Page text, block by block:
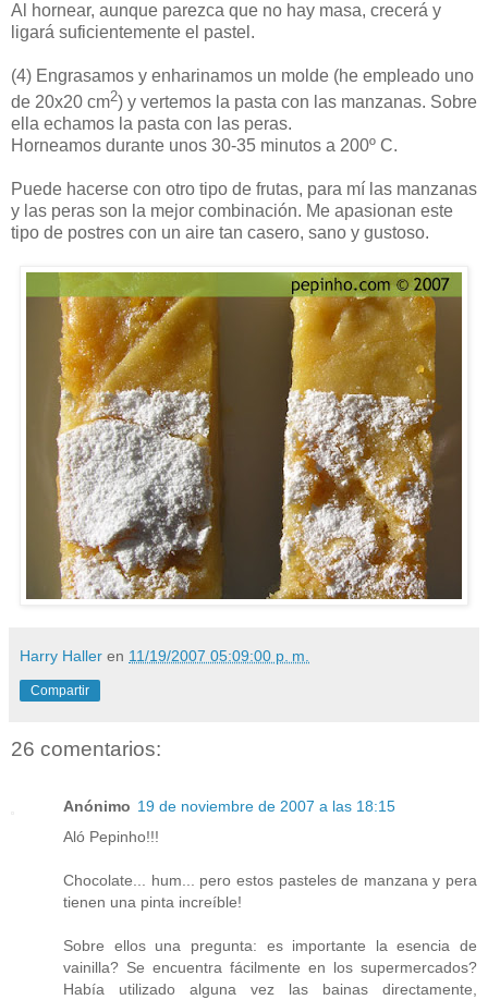
Al hornear, aunque parezca que no hay masa, crecerá y
ligará suficientemente el pastel.
(4) Engrasamos y enharinamos un molde (he empleado uno
de 20x20 cm2) y vertemos la pasta con las manzanas. Sobre
ella echamos la pasta con las peras.
Horneamos durante unos 30-35 minutos a 200º C.
Puede hacerse con otro tipo de frutas, para mí las manzanas
y las peras son la mejor combinación. Me apasionan este
tipo de postres con un aire tan casero, sano y gustoso.
Harry Haller en 11/19/2007 05:09:00 p. m.
Compartir
26 comentarios:
Anónimo 19 de noviembre de 2007 a las 18:15
Aló Pepinho!!!
Chocolate... hum... pero estos pasteles de manzana y pera
tienen una pinta increíble!
Sobre ellos una pregunta: es importante la esencia de
vainilla? Se encuentra fácilmente en los supermercados?
Había utilizado alguna vez las bainas directamente,